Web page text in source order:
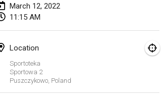
March 12, 2022
11:15 AM
Location
Sportoteka
Sportowa 2
Puszczykowo, Poland
Jan 22, 2022
The Mölkky Tournament 2nd
February 2022
MS v MÖLKPARKURU